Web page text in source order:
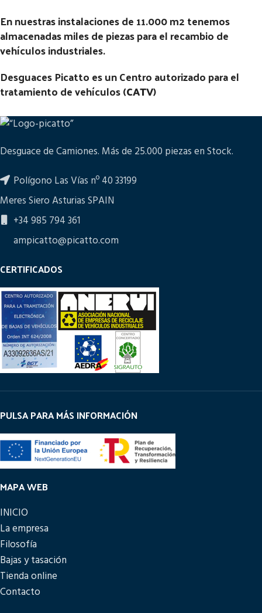
En nuestras instalaciones de 11.000 m2 tenemos
almacenadas miles de piezas para el recambio de
vehículos industriales.
Desguaces Picatto es un Centro autorizado para el
tratamiento de vehículos (CATV)
Desguace de Camiones. Más de 25.000 piezas en Stock.
Polígono Las Vías nº 40 33199
Meres Siero Asturias SPAIN
+34 985 794 361
ampicatto@picatto.com
CERTIFICADOS
PULSA PARA MÁS INFORMACIÓN
MAPA WEB
INICIO
La empresa
Filosofía
Bajas y tasación
Tienda online
Contacto